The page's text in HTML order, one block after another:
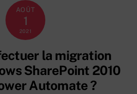
AOÛT
1
2021
la migration
SharePoint 2010
Automate ?